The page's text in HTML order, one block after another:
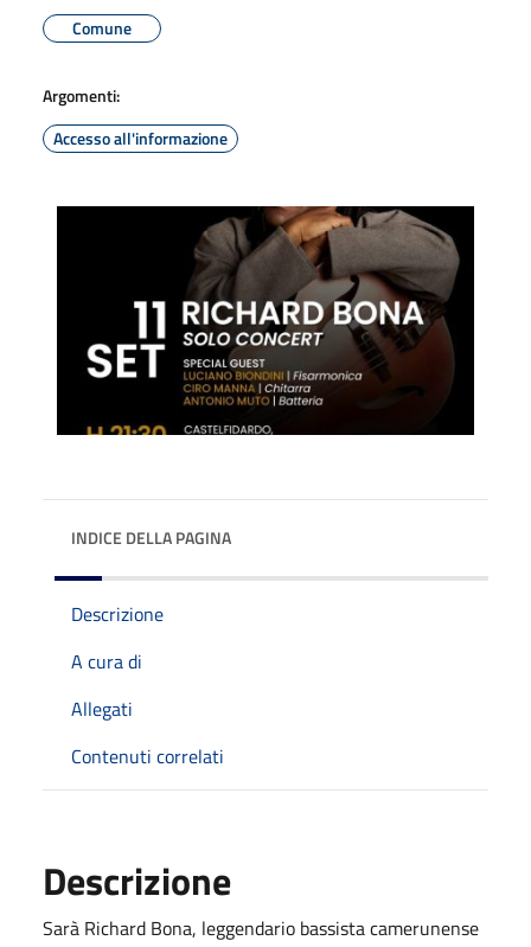
Comune
Argomenti:
Accesso all'informazione
INDICE DELLA PAGINA
Descrizione
A cura di
Allegati
Contenuti correlati
Descrizione
Sarà Richard Bona, leggendario bassista camerunense